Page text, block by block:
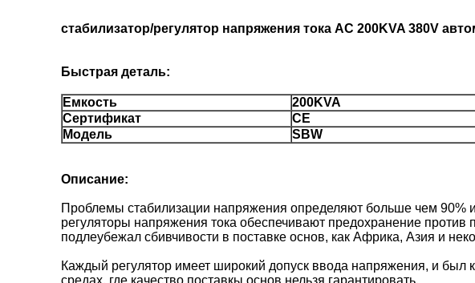
стабилизатор/регулятор напряжения тока AC 200KVA 380V
Быстрая деталь:
Емкость
200KVA
Сертификат
CE
Модель
SBW
Описание:
Проблемы стабилизации напряжения определяют больше чем
регуляторы напряжения тока обеспечивают предохранение
подлеубежал сбивчивости в поставке основ, как Африка, Азия и
Каждый регулятор имеет широкий допуск ввода напряжения, и был
средах, где качество поставкы основ нельзя гарантировать.